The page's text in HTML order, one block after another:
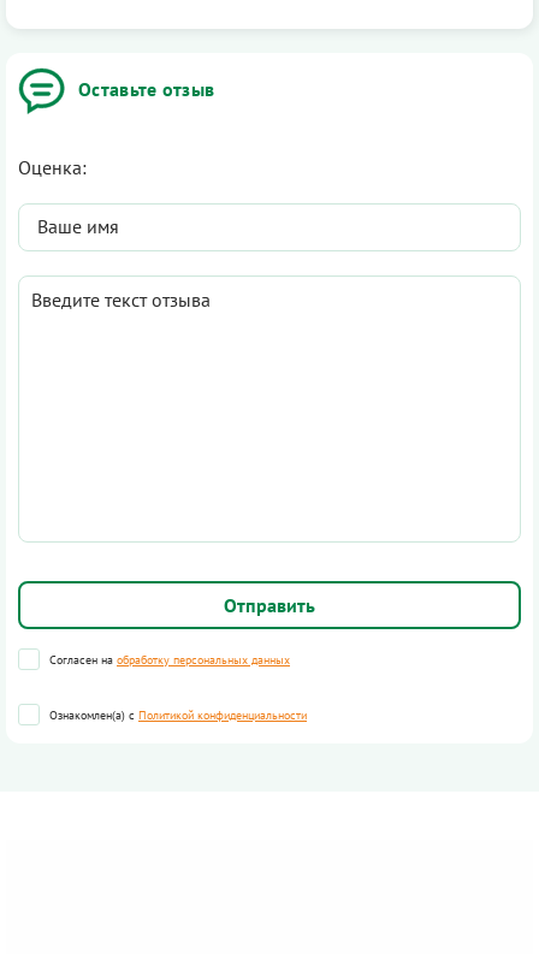
Оставьте отзыв
Оценка:
Согласен на обработку персональных данных
Ознакомлен(а) с Политикой конфиденциальности